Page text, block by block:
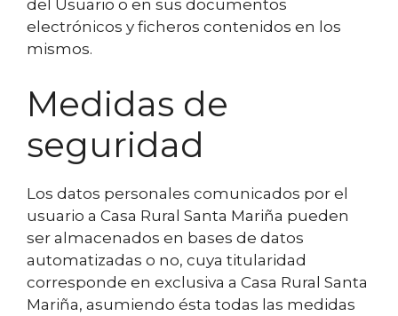
del Usuario o en sus documentos
electrónicos y ficheros contenidos en los
mismos.
Medidas de
seguridad
Los datos personales comunicados por el
usuario a Casa Rural Santa Mariña pueden
ser almacenados en bases de datos
automatizadas o no, cuya titularidad
corresponde en exclusiva a Casa Rural Santa
Mariña, asumiendo ésta todas las medidas